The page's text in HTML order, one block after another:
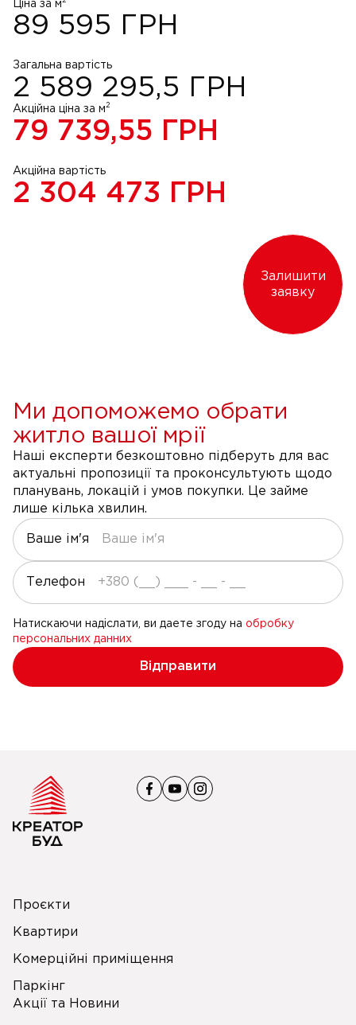
Ціна за м
89 595 ГРН
Загальна вартість
2 589 295,5 ГРН
Акційна ціна за м2
79 739,55 ГРН
Акційна вартість
2 304 473 ГРН
Залишити
заявку
Ми допоможемо обрати
житло вашої мрії
Наші експерти безкоштовно підберуть для вас
актуальні пропозиції та проконсультують щодо
планувань, локацій і умов покупки. Це займе
лише кілька хвилин.
Ваше ім'я
Телефон
Натискаючи надіслати, ви даете згоду на обробку
персональних данних
Відправити
Проєкти
Квартири
Комерційні приміщення
Паркінг
Акції та Новини